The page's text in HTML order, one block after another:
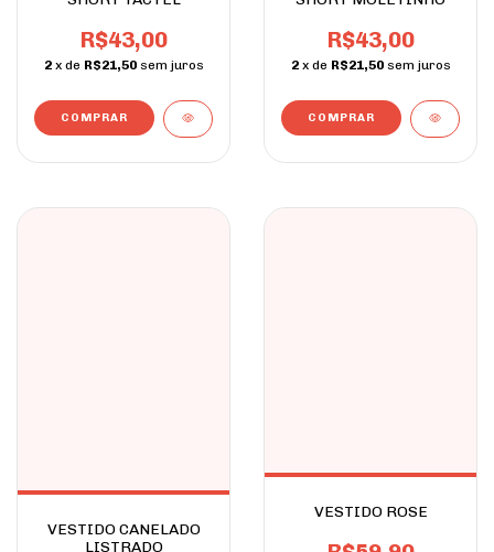
R$43,00
2 x de R$21,50 sem juros
COMPRAR
R$43,00
2 x de R$21,50 sem juros
COMPRAR
VESTIDO CANELADO
LISTRADO
VESTIDO ROSE